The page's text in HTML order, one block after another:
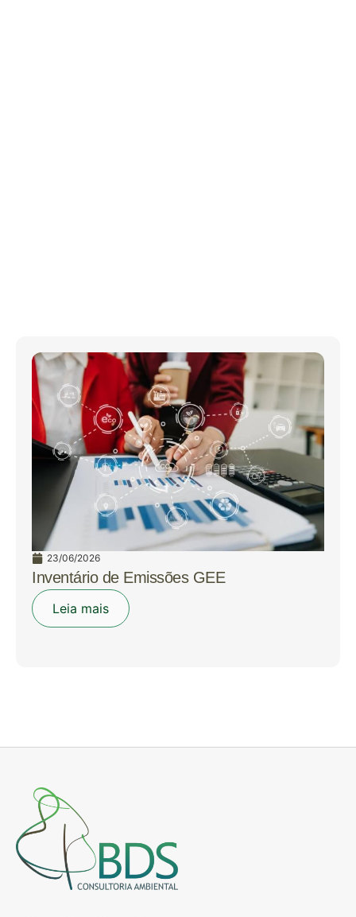
23/06/2026
Inventário de Emissões GEE
Leia mais